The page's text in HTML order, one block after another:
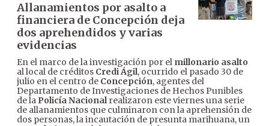
Allanamientos por asalto a
financiera de Concepción deja
dos aprehendidos y varias
evidencias
En el marco de la investigación por el millonario asalto
al local de créditos Credi Ágil, ocurrido el pasado 30 de
julio en el centro de Concepción, agentes del
Departamento de Investigaciones de Hechos Punibles
de la Policía Nacionalrealizaron este viernes una serie
de allanamientos que culminaron con la aprehensión de
dos personas, la incautación de presunta marihuana, un